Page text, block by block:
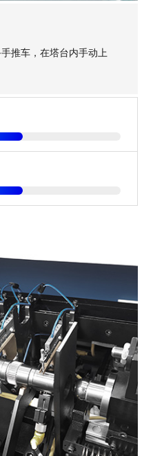
推车，在塔台内手动上